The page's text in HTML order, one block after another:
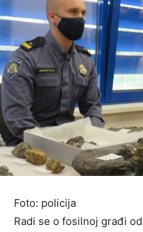
Foto: policija
Radi se o fosilnoj građi